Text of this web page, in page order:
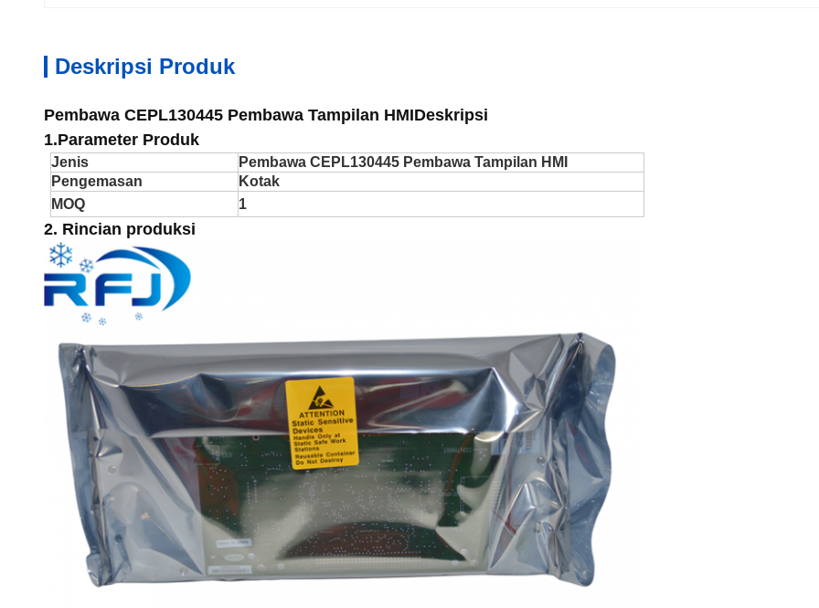
Deskripsi Produk
Pembawa CEPL130445 Pembawa Tampilan HMIDeskripsi
1.Parameter Produk
Jenis
Pembawa CEPL130445 Pembawa Tampilan HMI
Pengemasan
Kotak
MOQ
1
2. Rincian produksi